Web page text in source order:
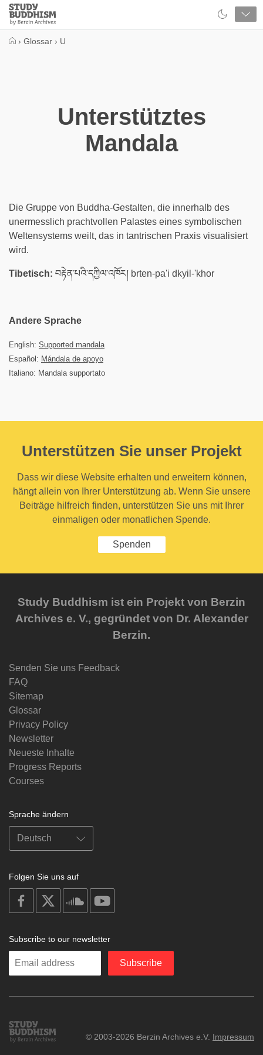
Close
Study
Buddhism
› Glossar › U
Unterstütztes
Mandala
Die Gruppe von Buddha-Gestalten, die innerhalb des
unermesslich prachtvollen Palastes eines symbolischen
Weltensystems weilt, das in tantrischen Praxis visualisiert
wird.
Tibetisch: བརྟེན་པའི་དཀྱིལ་འཁོར། brten-pa'i dkyil-'khor
Andere Sprache
English: Supported mandala
Español: Mándala de apoyo
Italiano: Mandala supportato
Unterstützen Sie unser Projekt
Dass wir diese Website erhalten und erweitern können,
hängt allein von Ihrer Unterstützung ab. Wenn Sie unsere
Beiträge hilfreich finden, unterstützen Sie uns mit Ihrer
einmaligen oder monatlichen Spende.
Spenden
Study Buddhism ist ein Projekt von Berzin
Archives e. V., gegründet von Dr. Alexander
Berzin.
Senden Sie uns Feedback
FAQ
Sitemap
Glossar
Privacy Policy
Newsletter
Neueste Inhalte
Progress Reports
Courses
Sprache ändern
Folgen Sie uns auf
on
facebook
soundcloud
Subscribe to our newsletter
Enter
Subscribe
Study
Buddhism
© 2003-2026 Berzin Archives e.V. Impressum